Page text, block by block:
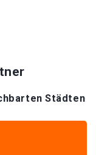
Städten